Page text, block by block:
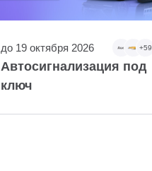
до 19 октября 2026 +59
Автосигнализация под
ключ